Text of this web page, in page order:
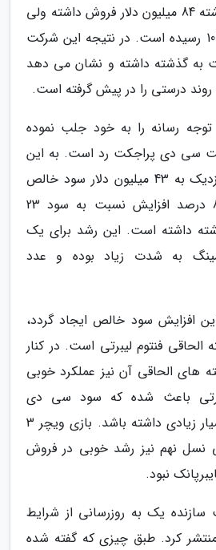
این شرکت در سال گذشته 84 میلیون دلار فروش داشته ولی
در امسال این رقم به 109 رسیده است. در نتیجه این شرکت
به گذشته داشته و نشان می دهد
درستی را در پیش گرفته است.
رسانه را به خود جلب نموده
سی دی پراجکت رد است. به این
شکل که این شرکت نزدیک به 43 میلیون دلار سود خالص
داشته که حدود 88.7 درصد افزایش نسبت به سود 23
داشته است. این رشد برای یک
به شدت زیاد بوده و عدد
افزایش سود خالص ایجاد گردد،
الحاقی فنتوم لیبرتی است. در کنار
ویچر 3 و بسته های الحاقی آن نیز عملکرد خوبی
باعث شده که سود سی دی
پراجکت رد افزایش بسیار زیادی داشته باشد. بازی ویچر 3
نسل نهم نیز رشد خوبی در فروش
نبود.
سازنده یک به روزرسانی از شرایط
کرد. طبق چیزی که گفته شده